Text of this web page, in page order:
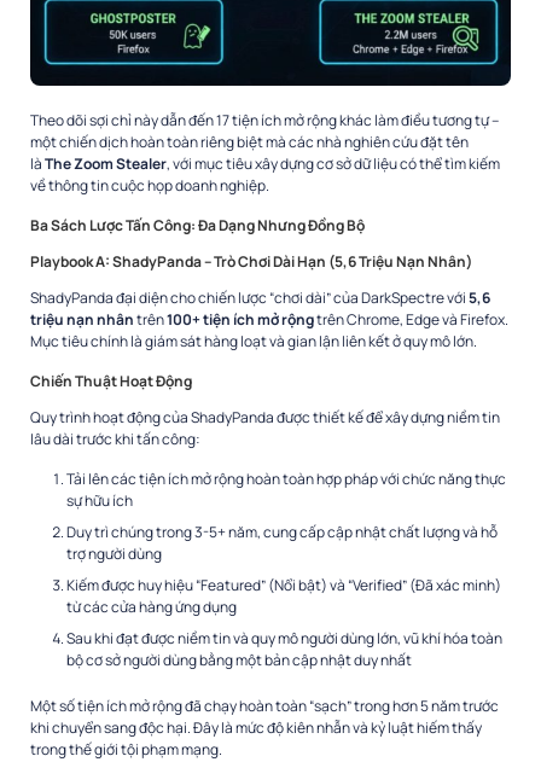
Theo dõi sợi chỉ này dẫn đến 17 tiện ích mở rộng khác làm điều tương tự –
một chiến dịch hoàn toàn riêng biệt mà các nhà nghiên cứu đặt tên
làThe Zoom Stealer, với mục tiêu xây dựng cơ sở dữ liệu có thể tìm kiếm
về thông tin cuộc họp doanh nghiệp.​
Ba Sách Lược Tấn Công: Đa Dạng Nhưng Đồng Bộ
Playbook A: ShadyPanda – Trò Chơi Dài Hạn (5,6 Triệu Nạn Nhân)
ShadyPanda đại diện cho chiến lược “chơi dài” của DarkSpectre với5,6
triệu nạn nhântrên100+ tiện ích mở rộngtrên Chrome, Edge và Firefox.
Mục tiêu chính là giám sát hàng loạt và gian lận liên kết ở quy mô lớn.​
Chiến Thuật Hoạt Động
Quy trình hoạt động của ShadyPanda được thiết kế để xây dựng niềm tin
lâu dài trước khi tấn công:
Tải lên các tiện ích mở rộng hoàn toàn hợp pháp với chức năng thực
sự hữu ích
Duy trì chúng trong 3-5+ năm, cung cấp cập nhật chất lượng và hỗ
trợ người dùng
Kiếm được huy hiệu “Featured” (Nổi bật) và “Verified” (Đã xác minh)
từ các cửa hàng ứng dụng
Sau khi đạt được niềm tin và quy mô người dùng lớn, vũ khí hóa toàn
bộ cơ sở người dùng bằng một bản cập nhật duy nhất​
Một số tiện ích mở rộng đã chạy hoàn toàn “sạch” trong hơn 5 năm trước
khi chuyển sang độc hại. Đây là mức độ kiên nhẫn và kỷ luật hiếm thấy
trong thế giới tội phạm mạng.​